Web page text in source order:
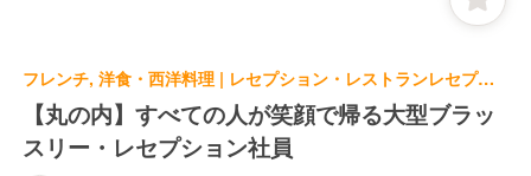
フレンチ, 洋食・西洋料理 | レセプション・レストランレセプション | THE UPPER
【丸の内】すべての人が笑顔で帰る大型ブラッ
スリー・レセプション社員